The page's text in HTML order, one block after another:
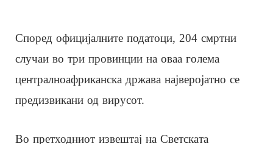
Според официјалните податоци, 204 смртни
случаи во три провинции на оваа голема
централноафриканска држава најверојатно се
предизвикани од вирусот.
Во претходниот извештај на Светската